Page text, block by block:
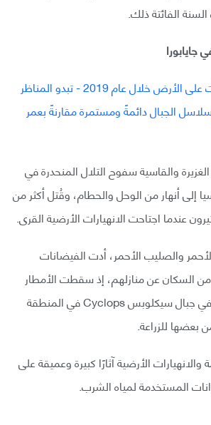
جايابورا
والقاسية سفوح التلال المنحدرة في
إلى أنهار من الوحل والحطام، وقُتل أكثر من
والصليب الأحمر، أدت الفيضانات
من السكان عن منازلهم، إذ سقطت الأمطار
فوق المنحدرات الحادة في جبال سيكلوبس Cyclops في المنطقة
بعضها للزراعة.
الأرضية آثارًا كبيرة وعميقة على
المستخدمة لمياه الشرب.